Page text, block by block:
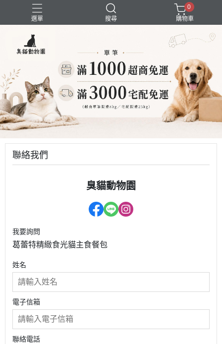
選單 搜尋
新品上市 精選商品 試吃組合 超強除臭
0
購物車
聯絡我們
臭貓動物園
我要詢問
葛蕾特精緻食光貓主食餐包
姓名
電子信箱
聯絡電話